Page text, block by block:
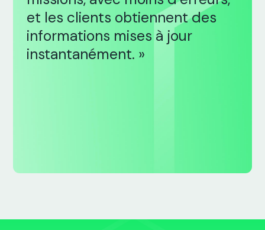
et les clients obtiennent des
informations mises à jour
instantanément. »